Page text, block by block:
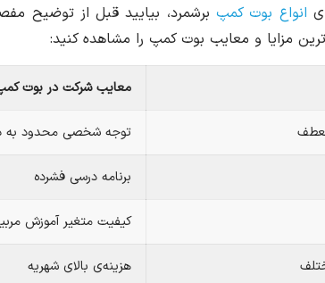
انواع بوت کمپ برشمرد، بیایید قبل از توضیح
مزایا و معایب بوت کمپ را مشاهده کنید:
معایب شرکت در بوت
توجه شخصی محدود به
برنامه درسی فشرده
کیفیت متغیر آموزش
هزینه‌ی بالای شهریه